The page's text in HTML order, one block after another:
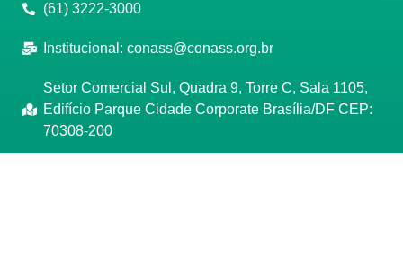
(61) 3222-3000
Institucional: conass@conass.org.br
Setor Comercial Sul, Quadra 9, Torre C, Sala 1105,
Edifício Parque Cidade Corporate Brasília/DF CEP:
70308-200